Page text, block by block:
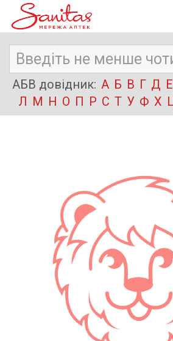
АБВ довідник: А Б В Г Д Е
Л М Н О П Р С Т У Ф Х